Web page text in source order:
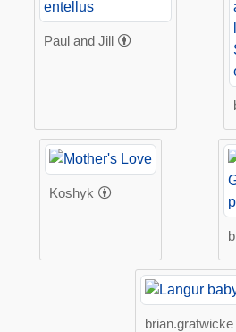
Paul and Jill
Koshyk
brian.gratwicke